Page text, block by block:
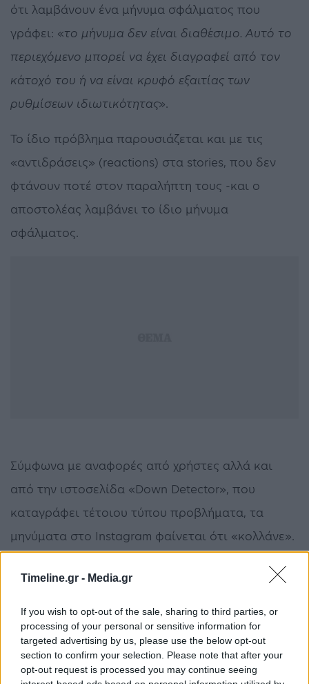
Timeline.gr - Media.gr
If you wish to opt-out of the sale, sharing to third parties, or
processing of your personal or sensitive information for
targeted advertising by us, please use the below opt-out
section to confirm your selection. Please note that after your
opt-out request is processed you may continue seeing
ότι λαμβάνουν ένα μήνυμα σφάλματος που
γράφει: «το μήνυμα δεν είναι διαθέσιμο. Αυτό το
περιεχόμενο μπορεί να έχει διαγραφεί από τον
κάτοχό του ή να είναι κρυφό εξαιτίας των
ρυθμίσεων ιδιωτικότητας».
Το ίδιο πρόβλημα παρουσιάζεται και με τις
«αντιδράσεις» (reactions) στα stories, που δεν
φτάνουν ποτέ στον παραλήπτη τους -και ο
αποστολέας λαμβάνει το ίδιο μήνυμα
σφάλματος.
Σύμφωνα με αναφορές από χρήστες αλλά και
από την ιστοσελίδα «Down Detector», που
καταγράφει τέτοιου τύπου προβλήματα, τα
μηνύματα στο Instagram φαίνεται ότι «κολλάνε».
Δεν είναι γνωστή για η αιτία του προβλήματος
instagram